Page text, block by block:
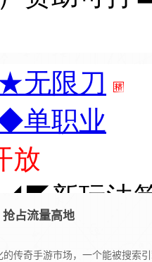
占流量高地
的传奇手游市场，一个能被搜索